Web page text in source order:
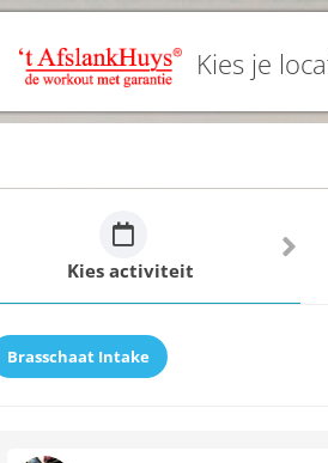
Kies je
Kies activiteit
Brasschaat Intake